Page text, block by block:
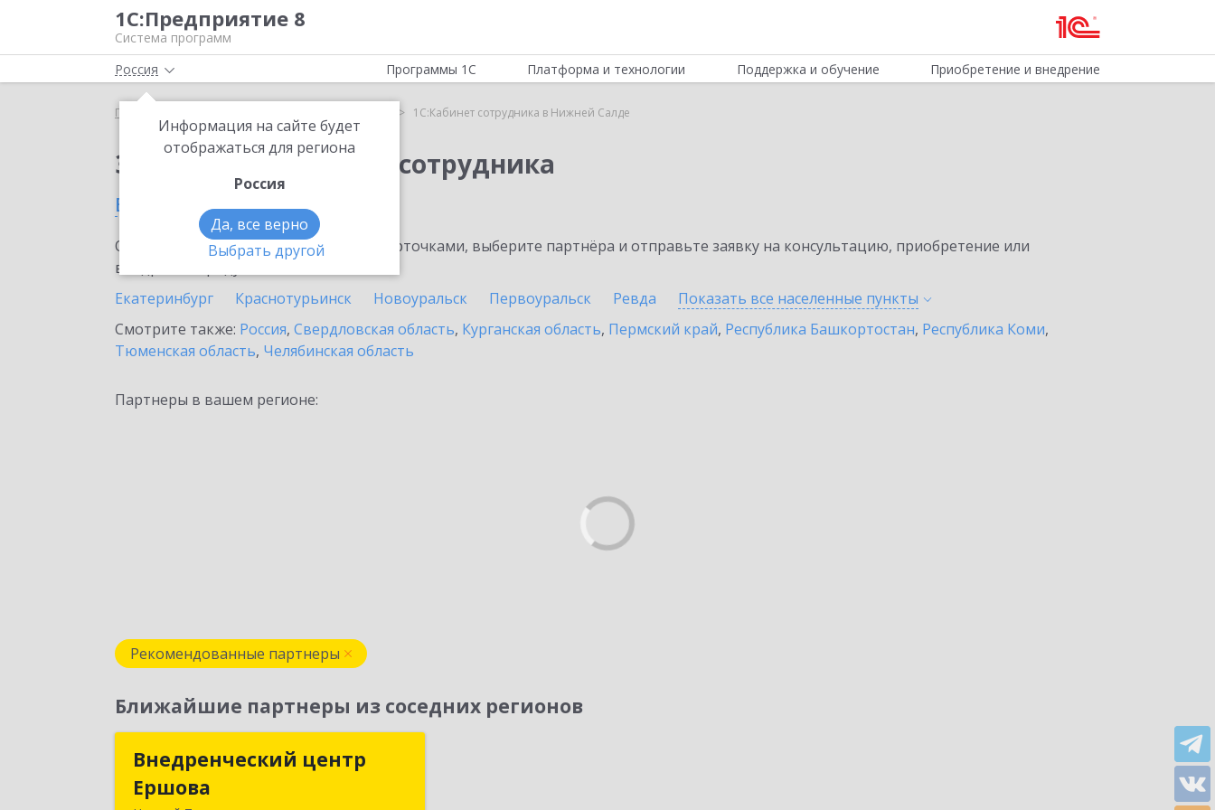
1С:Предприятие 8
Система программ
Россия
Информация на сайте будет
отображаться для региона
Россия
Да, все верно
Выбрать другой
Программы 1С Платформа и технологии Поддержка и обучение Приобретение и внедрение
Главная 1С:Кабинет сотрудника в Нижней Салде
Заказать 1С:Кабинет сотрудника
в Нижней Салде
Ознакомьтесь с информационными карточками, выберите партнёра и отправьте заявку на консультацию, приобретение или
внедрение продукта.
Екатеринбург
Краснотурьинск Новоуральск Первоуральск Ревда Показать все населенные пункты
Смотрите также: Россия, Свердловская область, Курганская область, Пермский край, Республика Башкортостан, Республика Коми,
Тюменская область, Челябинская область
Партнеры в вашем регионе:
Рекомендованные партнеры
Ближайшие партнеры из соседних регионов
Внедренческий центр
Ершова
Внедренческий центр